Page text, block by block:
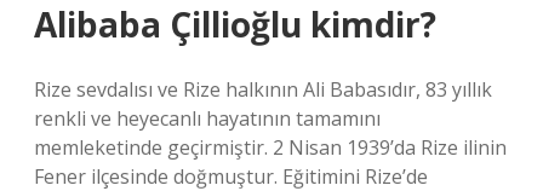
Alibaba Çillioğlu kimdir?
Rize sevdalısı ve Rize halkının Ali Babasıdır, 83 yıllık
renkli ve heyecanlı hayatının tamamını
memleketinde geçirmiştir. 2 Nisan 1939’da Rize ilinin
Fener ilçesinde doğmuştur. Eğitimini Rize’de